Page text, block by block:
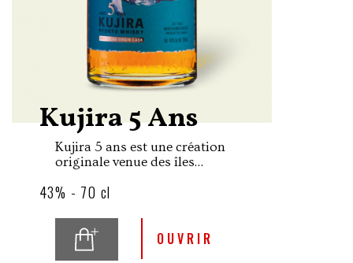
Kujira 5 Ans
Kujira 5 ans est une création
originale venue des îles
d'Okinawa élaborée grâce au
séculaires.
43% - 70 cl
OUVRIR